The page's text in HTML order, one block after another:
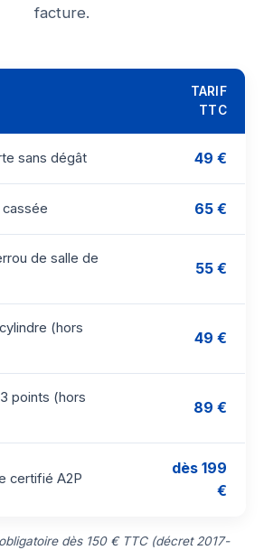
facture.
TARIF
TTC
sans dégât 49 €
65 €
de salle de
55 €
(hors
49 €
points (hors
89 €
certifié A2P
dès 199
€
dès 150 € TTC (décret 2017-